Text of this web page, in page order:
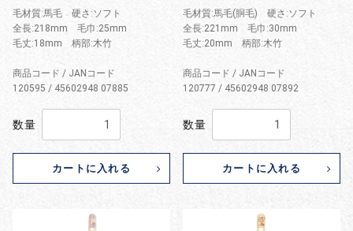
毛材質:馬毛 硬さ:ソフト
全長:218mm 毛巾:25mm
毛丈:18mm 柄部:木竹
商品コード / JANコード
120595 / 45602948 07885
数量
カートに入れる
毛材質:馬毛(胴毛) 硬さ:ソフト
全長:221mm 毛巾:30mm
毛丈:20mm 柄部:木竹
商品コード / JANコード
120777 / 45602948 07892
数量
カートに入れる